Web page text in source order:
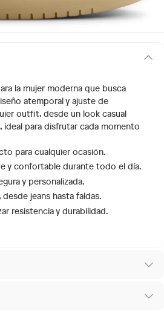
la mujer moderna que busca
atemporal y ajuste de
outfit, desde un look casual
ideal para disfrutar cada momento
para cualquier ocasión.
y confortable durante todo el día.
y personalizada.
jeans hasta faldas.
resistencia y durabilidad.